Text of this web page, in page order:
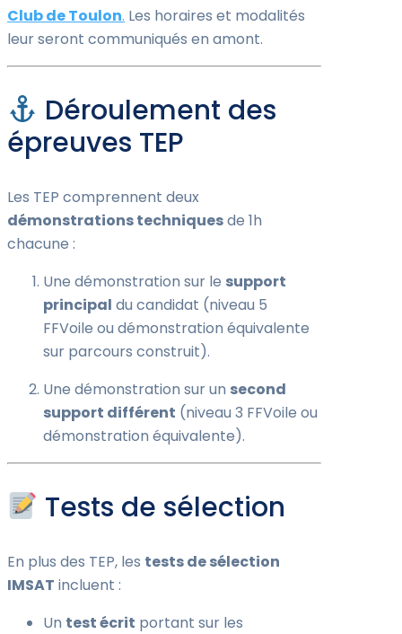
Club de Toulon. Les horaires et modalités
leur seront communiqués en amont.
Déroulement des
épreuves TEP
Les TEP comprennent deux
démonstrations techniquesde 1h
chacune :
Une démonstration sur le support
principal du candidat (niveau 5
FFVoile ou démonstration équivalente
sur parcours construit).
Une démonstration sur un second
support différent (niveau 3 FFVoile ou
démonstration équivalente).
Tests de sélection
En plus des TEP, les tests de sélection
IMSAT incluent :
Un test écrit portant sur les